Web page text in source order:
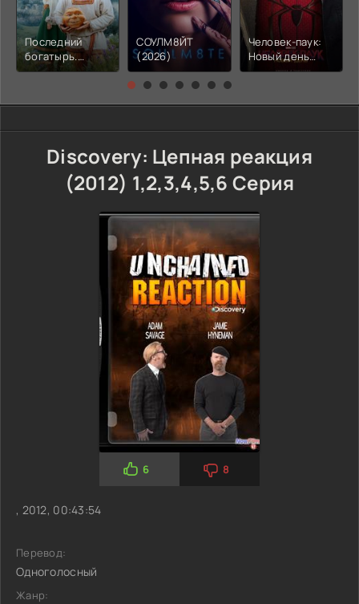
Последний
богатырь.
Колобок (2026)
СОУЛМ8ЙТ
(2026)
Человек-паук:
Новый день
(2026)
Discovery: Цепная реакция
(2012) 1,2,3,4,5,6 Серия
6 8
, 2012, 00:43:54
Перевод:
Одноголосный
Жанр: